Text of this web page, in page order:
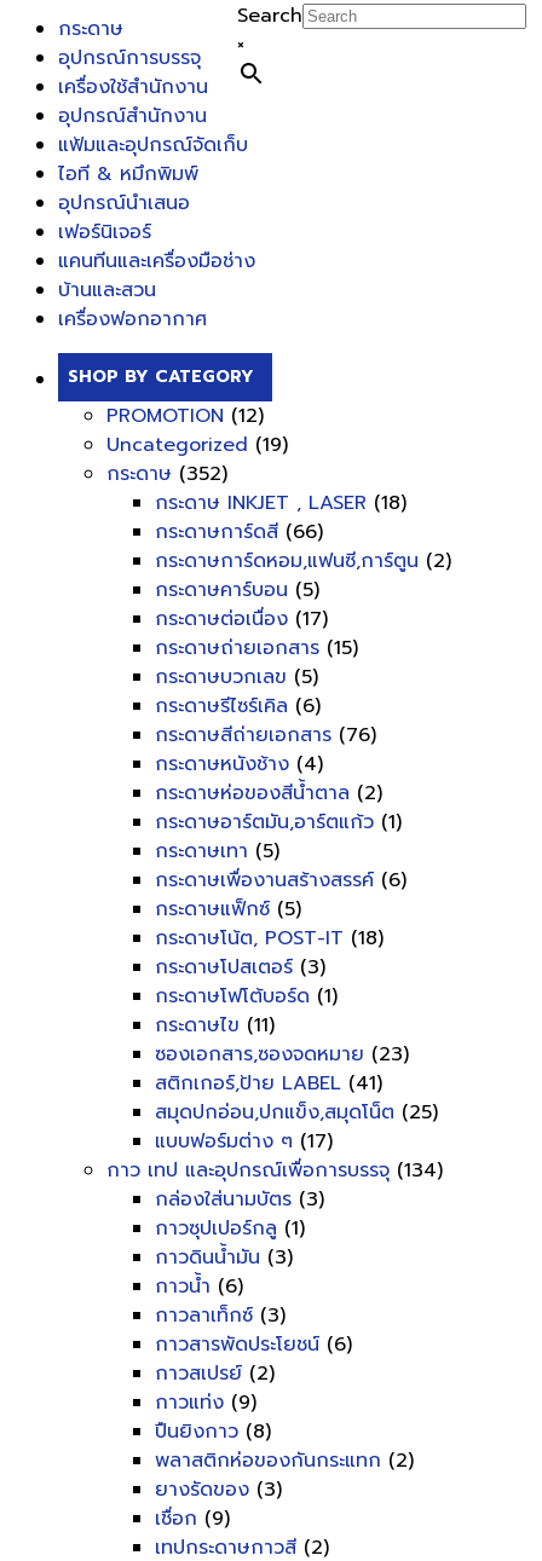
Search
×
กระดาษ
อุปกรณ์การบรรจุ
เครื่องใช้สำนักงาน
อุปกรณ์สำนักงาน
แฟ้มและอุปกรณ์จัดเก็บ
ไอที & หมึกพิมพ์
อุปกรณ์นำเสนอ
เฟอร์นิเจอร์
แคนทีนและเครื่องมือช่าง
บ้านและสวน
เครื่องฟอกอากาศ
SHOP BY CATEGORY
PROMOTION (12)
Uncategorized (19)
กระดาษ (352)
กระดาษ INKJET , LASER (18)
กระดาษการ์ดสี (66)
กระดาษการ์ดหอม,แฟนซี,การ์ตูน (2)
กระดาษคาร์บอน (5)
กระดาษต่อเนื่อง (17)
กระดาษถ่ายเอกสาร (15)
กระดาษบวกเลข (5)
กระดาษรีไซร์เคิล (6)
กระดาษสีถ่ายเอกสาร (76)
กระดาษหนังช้าง (4)
กระดาษห่อของสีน้ำตาล (2)
กระดาษอาร์ตมัน,อาร์ตแก้ว (1)
กระดาษเทา (5)
กระดาษเพื่องานสร้างสรรค์ (6)
กระดาษแฟ็กซ์ (5)
กระดาษโน้ต, POST-IT (18)
กระดาษโปสเตอร์ (3)
กระดาษโฟโต้บอร์ด (1)
กระดาษไข (11)
ซองเอกสาร,ซองจดหมาย (23)
สติกเกอร์,ป้าย LABEL (41)
สมุดปกอ่อน,ปกแข็ง,สมุดโน็ต (25)
แบบฟอร์มต่าง ๆ (17)
กาว เทป และอุปกรณ์เพื่อการบรรจุ (134)
กล่องใส่นามบัตร (3)
กาวซุปเปอร์กลู (1)
กาวดินน้ำมัน (3)
กาวน้ำ (6)
กาวลาเท็กซ์ (3)
กาวสารพัดประโยชน์ (6)
กาวสเปรย์ (2)
กาวแท่ง (9)
ปืนยิงกาว (8)
พลาสติกห่อของกันกระแทก (2)
ยางรัดของ (3)
เชื่อก (9)
เทปกระดาษกาวสี (2)